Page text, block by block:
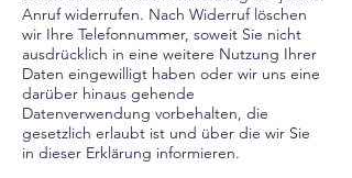
Anruf widerrufen. Nach Widerruf löschen
wir Ihre Telefonnummer, soweit Sie nicht
ausdrücklich in eine weitere Nutzung Ihrer
Daten eingewilligt haben oder wir uns eine
darüber hinaus gehende
Datenverwendung vorbehalten, die
gesetzlich erlaubt ist und über die wir Sie
in dieser Erklärung informieren.